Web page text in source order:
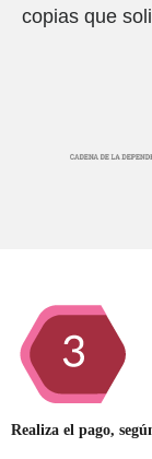
copias que
Realiza el pago,